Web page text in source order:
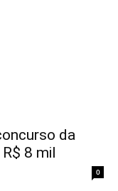
da
8 mil
0